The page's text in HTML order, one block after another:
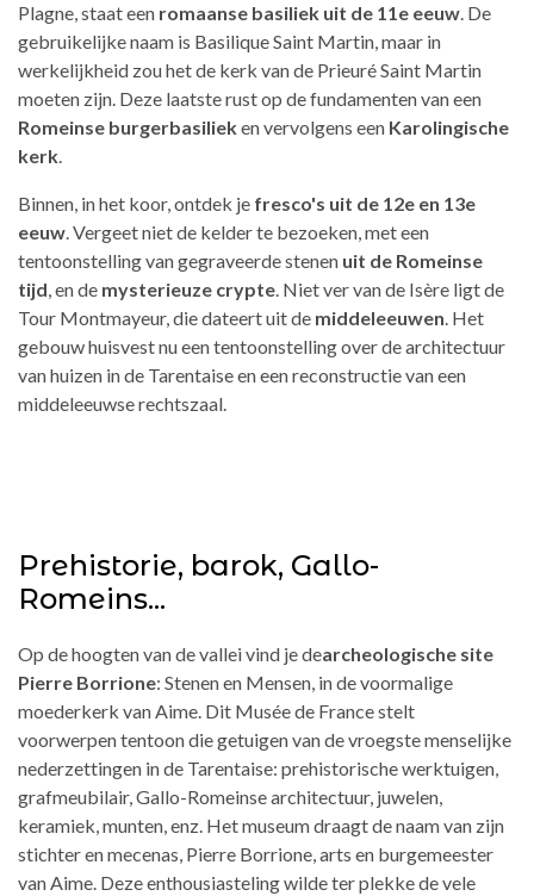
Plagne, staat een romaanse basiliek uit de 11e eeuw. De
gebruikelijke naam is Basilique Saint Martin, maar in
werkelijkheid zou het de kerk van de Prieuré Saint Martin
moeten zijn. Deze laatste rust op de fundamenten van een
Romeinse burgerbasilieken vervolgens een Karolingische
kerk.
Binnen, in het koor, ontdek je fresco's uit de 12e en 13e
eeuw. Vergeet niet de kelder te bezoeken, met een
tentoonstelling van gegraveerde stenen uit de Romeinse
tijd, en de mysterieuze crypte. Niet ver van de Isère ligt de
Tour Montmayeur, die dateert uit de middeleeuwen. Het
gebouw huisvest nu een tentoonstelling over de architectuur
van huizen in de Tarentaise en een reconstructie van een
middeleeuwse rechtszaal.
Prehistorie, barok, Gallo-
Romeins...
Op de hoogten van de vallei vind je dearcheologische site
Pierre Borrione: Stenen en Mensen, in de voormalige
moederkerk van Aime. Dit Musée de France stelt
voorwerpen tentoon die getuigen van de vroegste menselijke
nederzettingen in de Tarentaise: prehistorische werktuigen,
grafmeubilair, Gallo-Romeinse architectuur, juwelen,
keramiek, munten, enz. Het museum draagt de naam van zijn
stichter en mecenas, Pierre Borrione, arts en burgemeester
van Aime. Deze enthousiasteling wilde ter plekke de vele